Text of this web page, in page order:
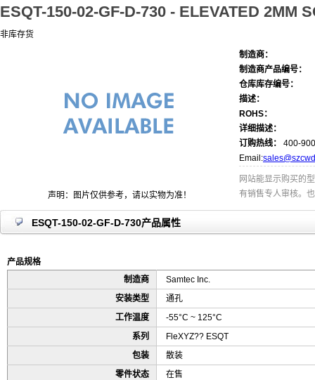
ESQT-150-02-GF-D-730 - ELEVATED 2MM
非库存货
声明：图片仅供参考，请以实物为准！
制造商：
制造商产品编号：
仓库库存编号：
描述：
ROHS：
详细描述：
订购热线：
400-
Email:
网站能显示购买的
有销售专人审核。
ESQT-150-02-GF-D-730产品属性
产品规格
制造商
Samtec Inc.
安装类型
通孔
工作温度
-55°C ~ 125°C
系列
FleXYZ?? ESQT
包装
散装
零件状态
在售